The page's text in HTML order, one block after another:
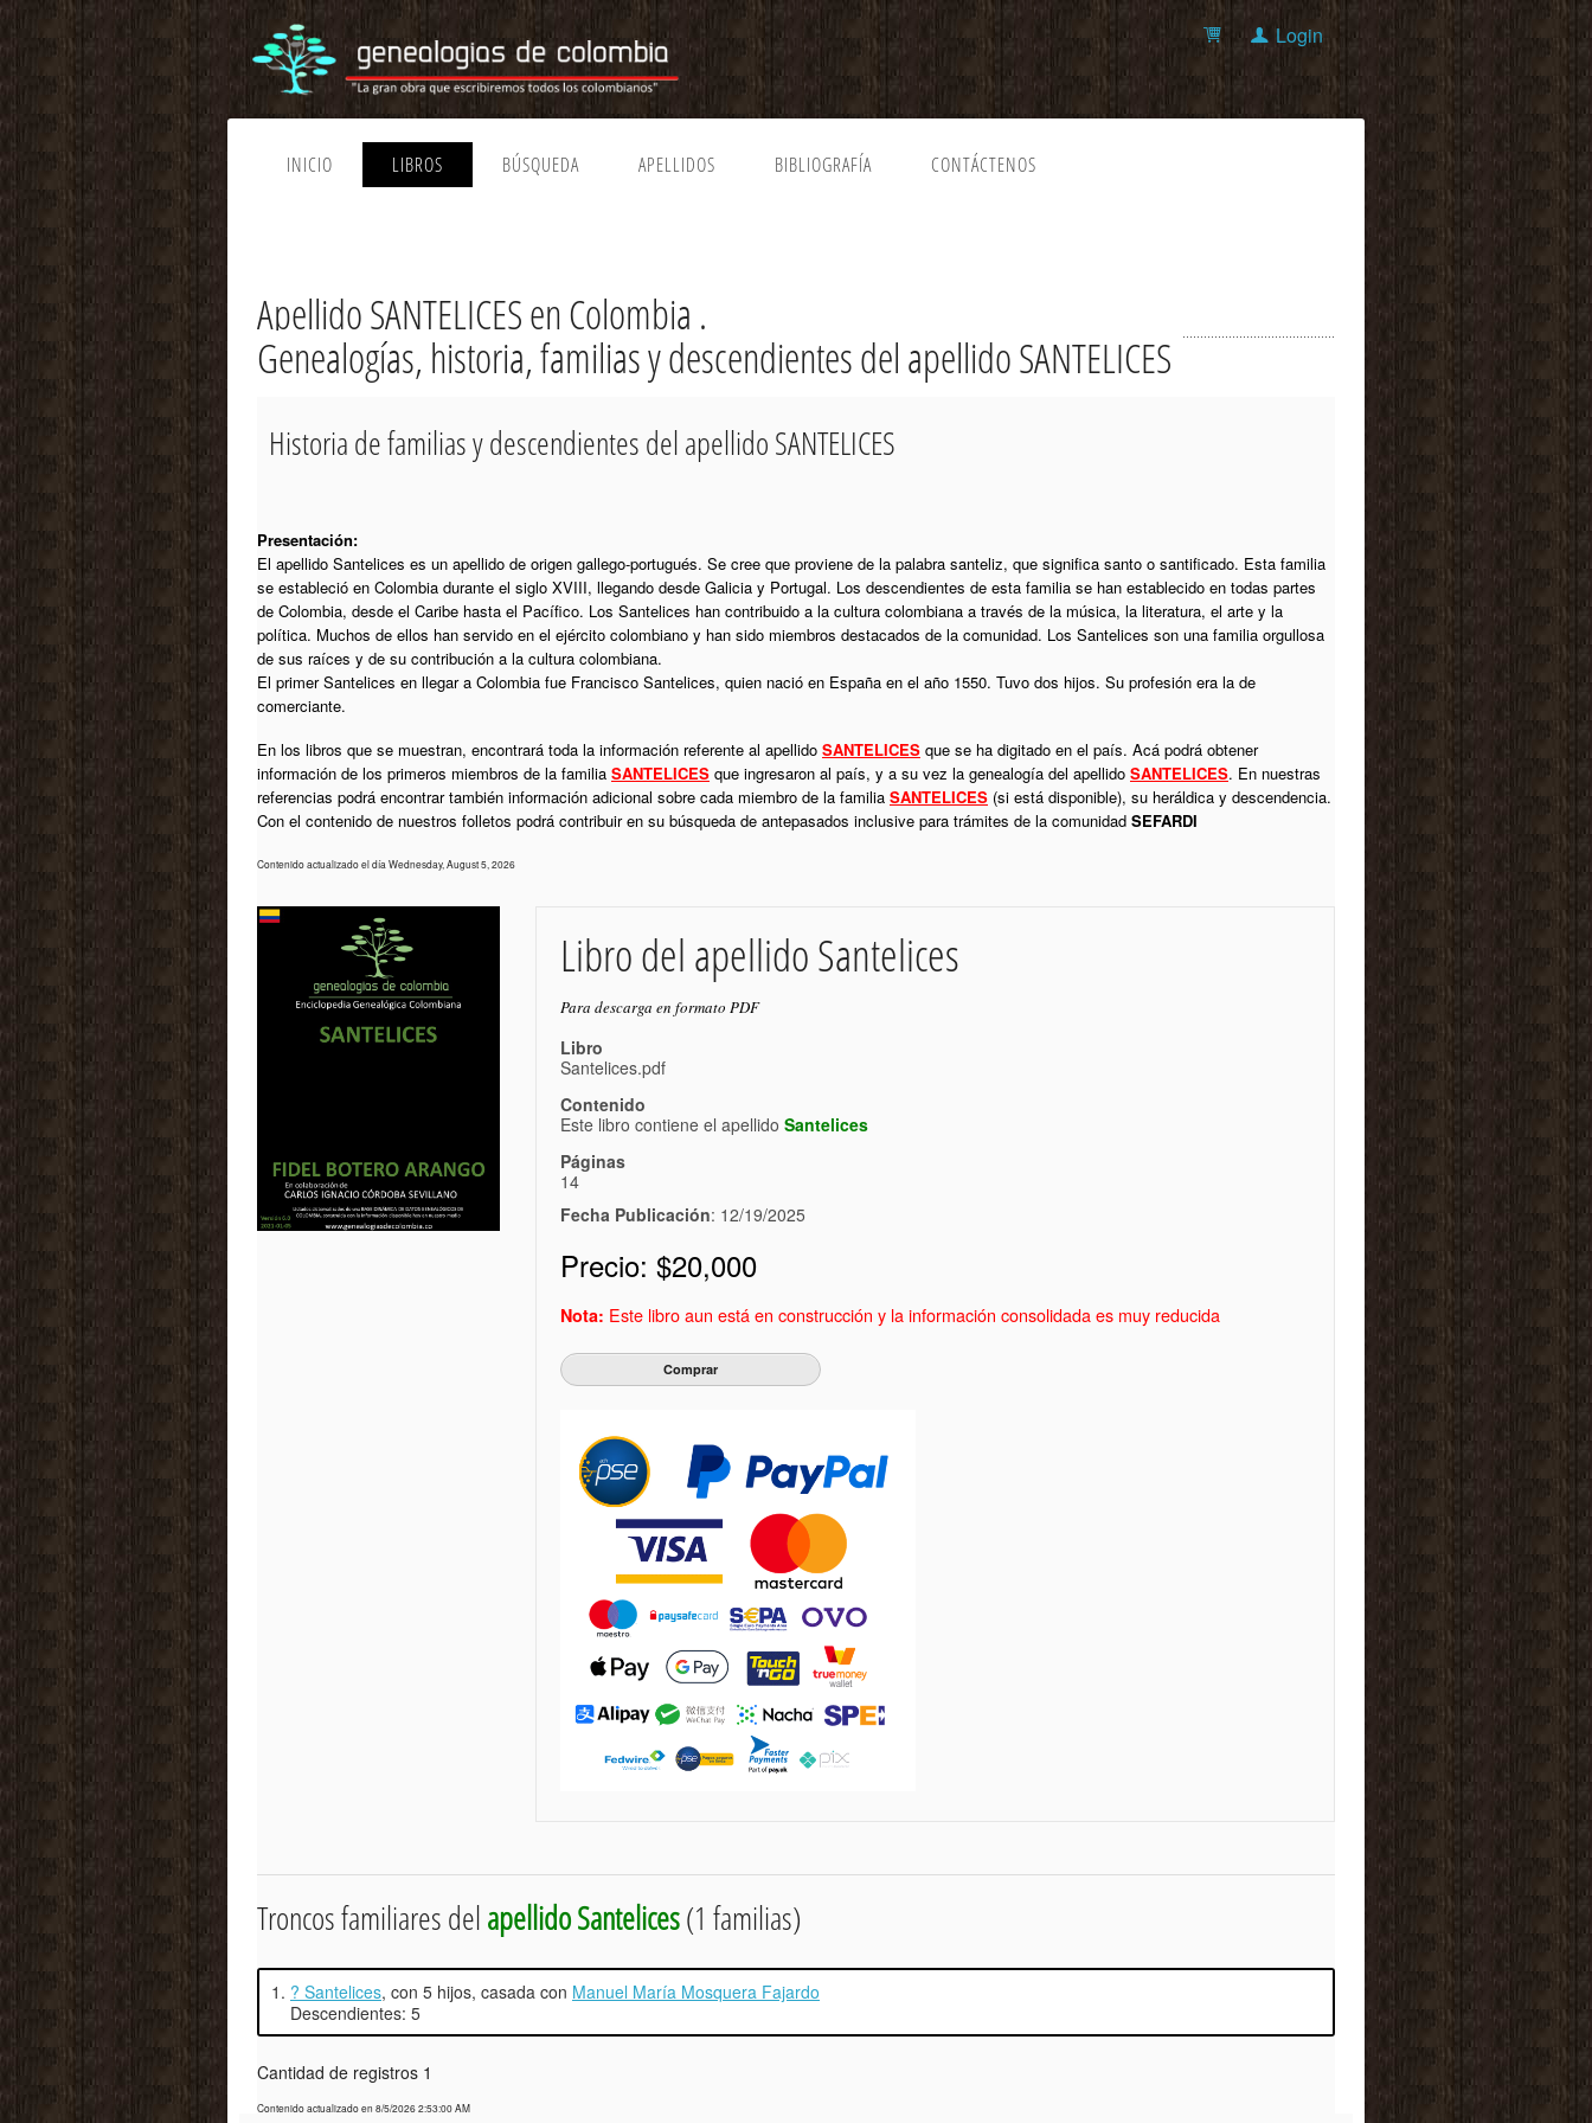
Login
INICIO LIBROS BÚSQUEDA APELLIDOS BIBLIOGRAFÍA CONTÁCTENOS
Apellido SANTELICES en Colombia .
Genealogías, historia, familias y descendientes del apellido SANTELICES
Historia de familias y descendientes del apellido SANTELICES
Presentación:
El apellido Santelices es un apellido de origen gallego-portugués. Se cree que proviene de la palabra santeliz, que significa santo o santificado. Esta familia
se estableció en Colombia durante el siglo XVIII, llegando desde Galicia y Portugal. Los descendientes de esta familia se han establecido en todas partes
de Colombia, desde el Caribe hasta el Pacífico. Los Santelices han contribuido a la cultura colombiana a través de la música, la literatura, el arte y la
política. Muchos de ellos han servido en el ejército colombiano y han sido miembros destacados de la comunidad. Los Santelices son una familia orgullosa
de sus raíces y de su contribución a la cultura colombiana.
El primer Santelices en llegar a Colombia fue Francisco Santelices, quien nació en España en el año 1550. Tuvo dos hijos. Su profesión era la de
comerciante.
En los libros que se muestran, encontrará toda la información referente al apellido SANTELICES que se ha digitado en el país. Acá podrá obtener
información de los primeros miembros de la familia SANTELICES que ingresaron al país, y a su vez la genealogía del apellido SANTELICES. En nuestras
referencias podrá encontrar también información adicional sobre cada miembro de la familia SANTELICES (si está disponible), su heráldica y descendencia.
Con el contenido de nuestros folletos podrá contribuir en su búsqueda de antepasados inclusive para trámites de la comunidad SEFARDI
Contenido actualizado el día Wednesday, August 5, 2026
Libro del apellido Santelices
Para descarga en formato PDF
Libro
Santelices.pdf
Contenido
Este libro contiene el apellido Santelices
Páginas
14
Fecha Publicación: 12/19/2025
Precio: $20,000
Nota: Este libro aun está en construcción y la información consolidada es muy reducida
Troncos familiares delapellido Santelices(1 familias)
1. ? Santelices, con 5 hijos, casada con Manuel María Mosquera Fajardo
Descendientes: 5
Cantidad de registros 1
Contenido actualizado en 8/5/2026 2:53:00 AM